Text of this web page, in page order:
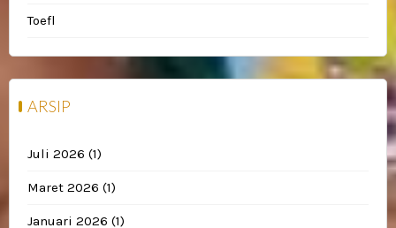
Toefl
ARSIP
Juli 2026 (1)
Maret 2026 (1)
Januari 2026 (1)